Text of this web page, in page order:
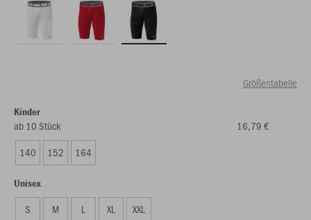
Größentabelle
Kinder
ab 10 Stück
16,79 €
140
152 164
Unisex
S M L XL XXL